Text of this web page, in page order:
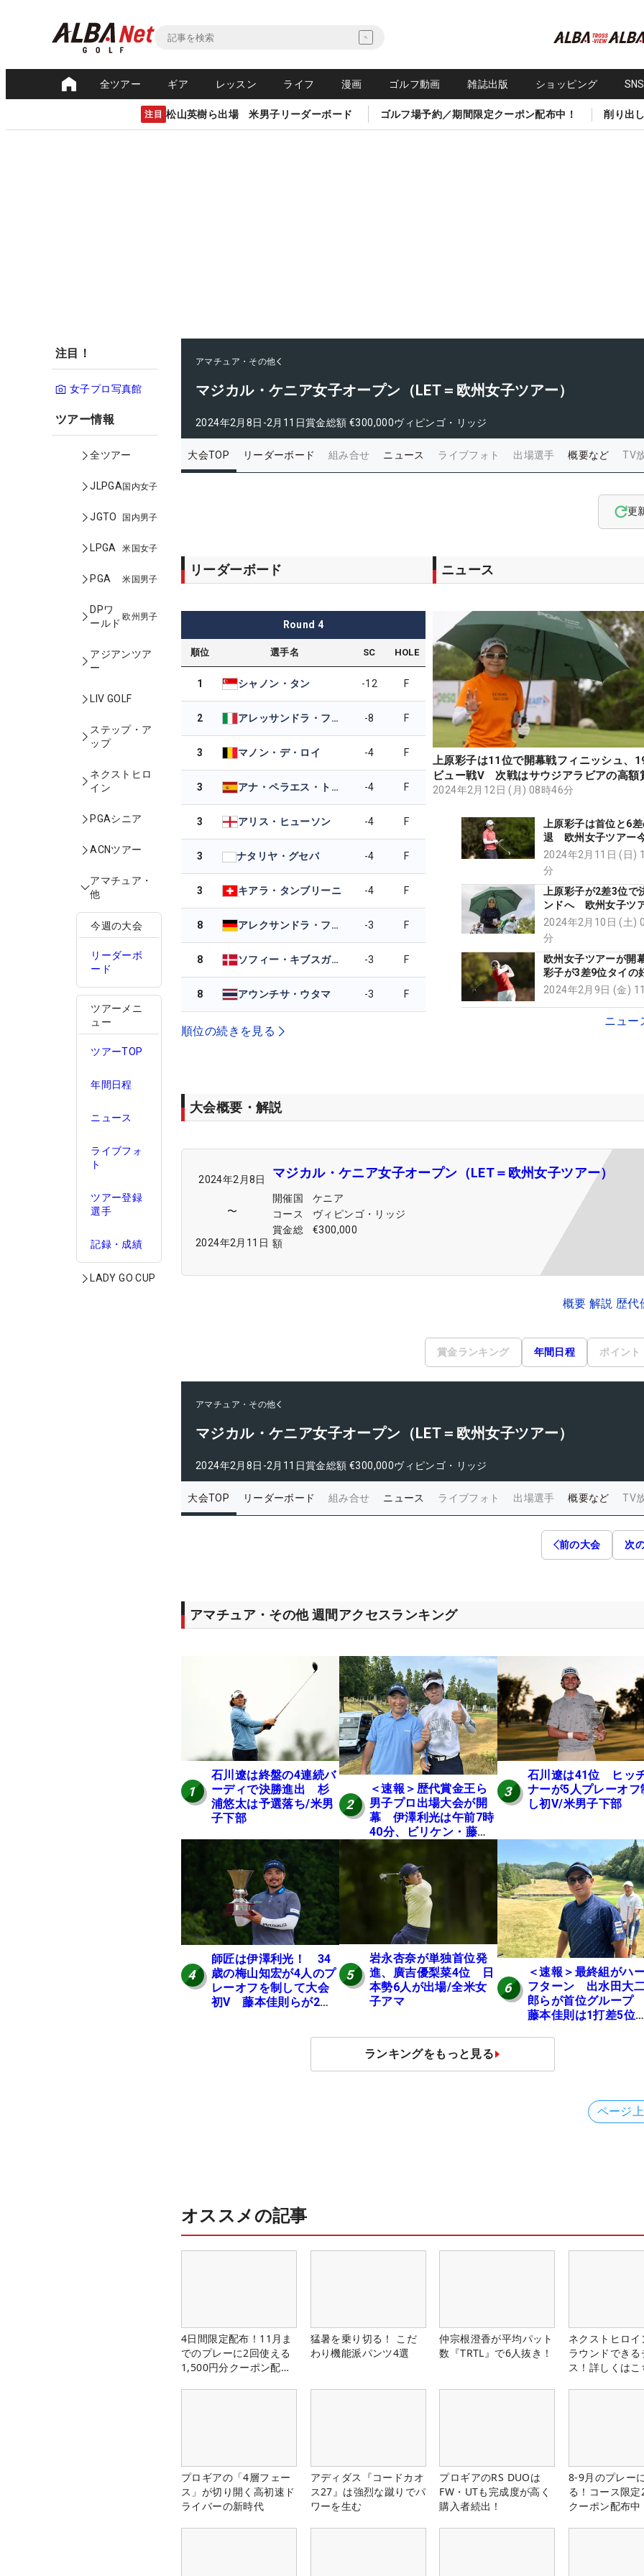
全ツアー ギア レッスン ライフ 漫画 ゴルフ動画 雑誌出版 ショッピング
注目 松山英樹ら出場 米男子リーダーボード ゴルフ場予約／期間限定クーポン配布中！ 削り出
注目！
女子プロ写真館
ツアー情報
全ツアー
JLPGA国内女子
JGTO 国内男子
LPGA 米国女子
PGA 米国男子
DPワ
ールド
欧州男子
アジアンツア
ー
LIV GOLF
ステップ・ア
ップ
ネクストヒロ
イン
PGAシニア
ACNツアー
アマチュア・
他
今週の大会
リーダーボ
ード
ツアーメニ
ュー
ツアーTOP
年間日程
ニュース
ライブフォ
ト
ツアー登録
選手
記録・成績
LADY GO CUP
アマチュア・その他
マジカル・ケニア女子オープン（LET＝欧州女子ツアー）
2024年2月8日-2月11日賞金総額 €300,000ヴィピンゴ・リッジ
大会TOP リーダーボード 組み合せ ニュース ライブフォト 出場選手 概要など TV
更
リーダーボード
Round 4
順位 選手名 SC HOLE
1 シャノン・タン -12 F
2 アレッサンドラ・ファナリ -8 F
3 マノン・デ・ロイ -4 F
3 アナ・ペラエス・トリビノ -4 F
3 アリス・ヒューソン -4 F
3 ナタリヤ・グセバ -4 F
3 キアラ・タンブリーニ -4 F
8 アレクサンドラ・フォスターリング -3 F
8 ソフィー・キブスガード・ニールセン -3 F
8 アウンチサ・ウタマ -3 F
順位の続きを見る
ニュース
上原彩子は11位で開幕戦フィニッシュ、
ビュー戦V 次戦はサウジアラビアの高額
2024年2月12日 (月) 08時46分
上原彩子は首位と6
退 欧州女子ツアー
戦
2024年2月11日 (日)
分
上原彩子が2差3位で
ンドへ 欧州女子ツ
戦
2024年2月10日 (土)
分
欧州女子ツアーが
彩子が3差9位タイの
2024年2月9日 (金)
ニュー
大会概要・解説
2024年2月8日
〜
2024年2月11日
マジカル・ケニア女子オープン（LET＝欧州女子ツアー）
開催国
ケニア
コース
ヴィピンゴ・リッジ
賞金総
額
€300,000
概要 解説 歴代
賞金ランキング 年間日程 ポイント
アマチュア・その他
マジカル・ケニア女子オープン（LET＝欧州女子ツアー）
2024年2月8日-2月11日賞金総額 €300,000ヴィピンゴ・リッジ
大会TOP リーダーボード 組み合せ ニュース ライブフォト 出場選手 概要など TV
前の大会 次
アマチュア・その他 週間アクセスランキング
1
石川遼は終盤の4連続バ
ーディで決勝進出 杉
浦悠太は予選落ち/米男
子下部
2
＜速報＞歴代賞金王ら
男子プロ出場大会が開
幕 伊澤利光は午前7時
40分、ビリケン・藤本
佳則は午前9時30分にテ
ィオフ【MAIN STAGE
JOYX OPEN】
3
石川遼は41位 ヒッ
ナーが5人プレーオフ
し初V/米男子下部
4
師匠は伊澤利光！ 34
歳の梅山知宏が4人のプ
レーオフを制して大会
初V 藤本佳則らが2位
5
岩永杏奈が単独首位発
進、廣吉優梨菜4位 日
本勢6人が出場/全米女
子アマ
6
＜速報＞最終組がハ
フターン 出水田大
郎らが首位グルー
藤本佳則は1打差5
ランキングをもっと見る
ページ
オススメの記事
4日間限定配布！11月ま
でのプレーに2回使える
1,500円分クーポン配布
猛暑を乗り切る！ こだ
わり機能派パンツ4選
仲宗根澄香が平均パット
数『TRTL』で6人抜き！
ネクストヒロ
ラウンドできる
ス！詳しくは
プロギアの「4層フェー
ス」が切り開く高初速ド
ライバーの新時代
アディダス『コードカオ
ス27』は強烈な蹴りでパ
ワーを生む
プロギアのRS DUOは
FW・UTも完成度が高く
購入者続出！
8-9月のプレー
る！コース限
クーポン配布中